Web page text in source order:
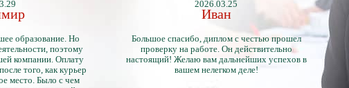
образование. Но
поэтому
компании. Оплату
того, как курьер
место. Было с чем
2026.03.25
Иван
Большое спасибо, диплом с честью прошел
проверку на работе. Он действительно
настоящий! Желаю вам дальнейших успехов в
вашем нелегком деле!